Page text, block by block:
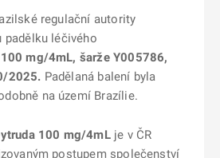
regulační autority
léčivého
mg/4mL, šarže Y005786,
2025. Padělaná balení byla
na území Brazílie.
100 mg/4mLje v ČR
postupem společenství